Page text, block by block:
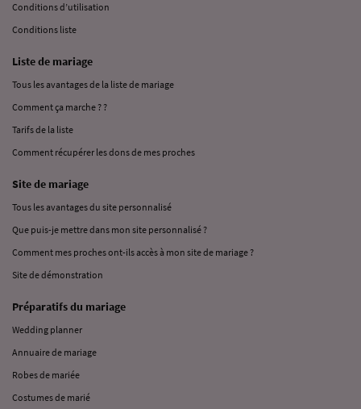
Conditions d’utilisation
Conditions liste
Liste de mariage
Tous les avantages de la liste de mariage
Comment ça marche ? ?
Tarifs de la liste
Comment récupérer les dons de mes proches
Site de mariage
Tous les avantages du site personnalisé
Que puis-je mettre dans mon site personnalisé ?
Comment mes proches ont-ils accès à mon site de mariage ?
Site de démonstration
Préparatifs du mariage
Wedding planner
Annuaire de mariage
Robes de mariée
Costumes de marié